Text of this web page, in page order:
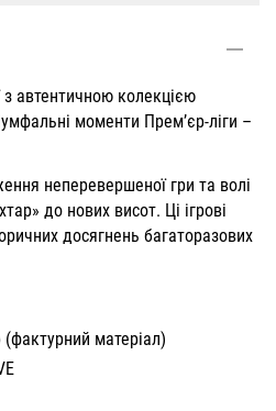
з автентичною колекцією
моменти Прем’єр-ліги –
неперевершеної гри та волі
до нових висот. Ці ігрові
досягнень багаторазових
(фактурний матеріал)